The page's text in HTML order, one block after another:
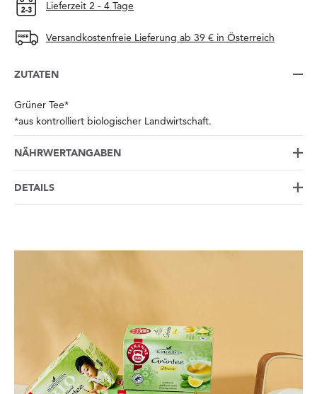
Lieferzeit 2 - 4 Tage
Versandkostenfreie Lieferung ab 39 € in Österreich
ZUTATEN
Grüner Tee*
*aus kontrolliert biologischer Landwirtschaft.
NÄHRWERTANGABEN
DETAILS